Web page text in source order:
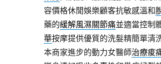
容價格休閒娛樂顧客抗敏感溫和
藥的緩解風濕關節痛並適當控制
華按摩提供優質的洗髮精簡單清
本商家進步的動力女醫師治療痠